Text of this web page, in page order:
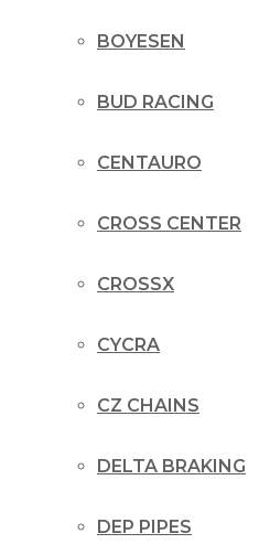
BOYESEN
BUD RACING
CENTAURO
CROSS CENTER
CROSSX
CYCRA
CZ CHAINS
DELTA BRAKING
DEP PIPES